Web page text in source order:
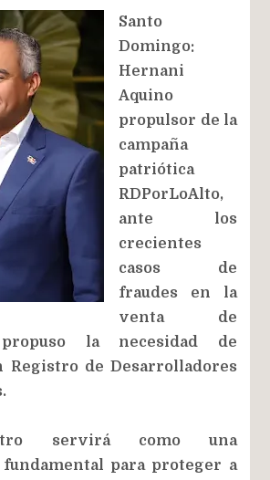
Santo
Domingo:
Hernani
Aquino
propulsor de la
campaña
patriótica
RDPorLoAlto,
ante los
crecientes
casos de
fraudes en la
venta de
propuso la necesidad de
Registro de Desarrolladores
servirá como una
para proteger a